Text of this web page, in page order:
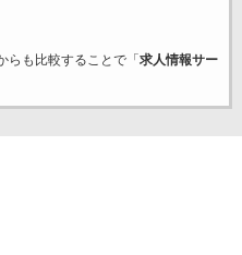
らも比較することで「 求人情報サー